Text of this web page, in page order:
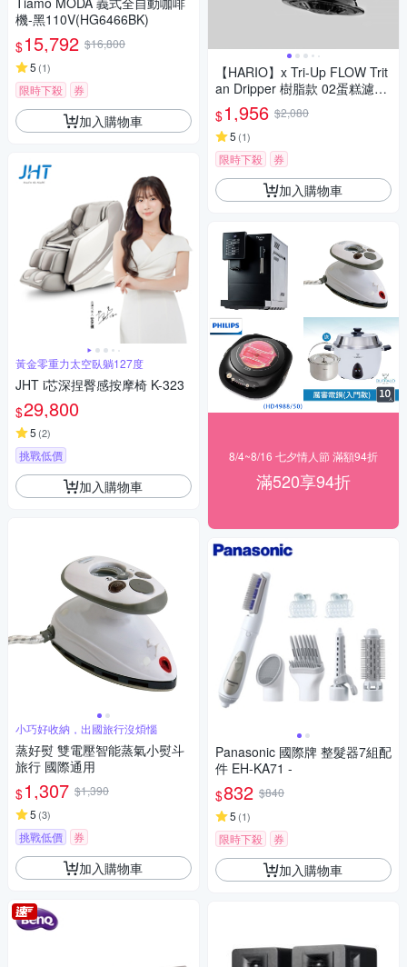
機-黑110V(HG6466BK)
$15,792 $16,800
5 (1)
限時下殺 券
加入購物車
黃金零重力太空臥躺127度
JHT i芯深捏臀感按摩椅 K-323
$29,800
5 (2)
挑戰低價
加入購物車
小巧好收納，出國旅行沒煩惱
蒸好熨 雙電壓智能蒸氣小熨斗
旅行 國際通用
$1,307 $1,390
5 (3)
挑戰低價 券
加入購物車
【HARIO】x Tri-Up FLOW Trit
an Dripper 樹脂款 02蛋糕濾杯
- 黑色
$1,956 $2,080
5 (1)
限時下殺 券
加入購物車
8/4~8/16 七夕情人節 滿額94折
滿520享94折
Panasonic 國際牌 整髮器7組配
件 EH-KA71 -
$832 $840
5 (1)
限時下殺 券
加入購物車